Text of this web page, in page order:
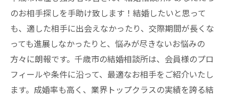
のお相手探しを手助け致します！結婚したいと思って
も、適した相手に出会えなかったり、交際期間が長くな
っても進展しなかったりと、悩みが尽きないお悩みの
方々に朗報です。千歳市の結婚相談所は、会員様のプロ
フィールや条件に沿って、最適なお相手をご紹介いたし
ます。成婚率も高く、業界トップクラスの実績を誇る結